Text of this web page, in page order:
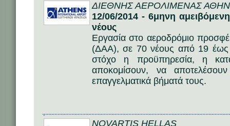
ΔΙΕΘΝΗΣ ΑΕΡΟΛΙΜΕΝΑΣ
12/06/2014 - 6μηνη
νέους
Εργασία στο αεροδρόμιο
(ΔΑΑ), σε 70 νέους από 19 έως
στόχο η προϋπηρεσία, η
αποκομίσουν, να
επαγγελματικά βήματά τους.
NOVARTIS HELLAS